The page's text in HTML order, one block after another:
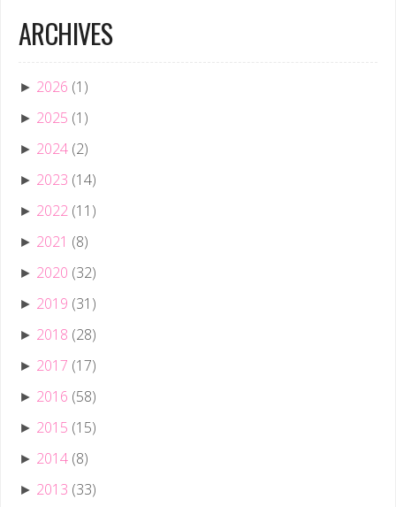
ARCHIVES
► 2026 (1)
► 2025 (1)
► 2024 (2)
► 2023 (14)
► 2022 (11)
► 2021 (8)
► 2020 (32)
► 2019 (31)
► 2018 (28)
► 2017 (17)
► 2016 (58)
► 2015 (15)
► 2014 (8)
► 2013 (33)